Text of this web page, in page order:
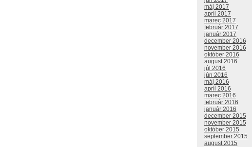
máj 2017
apríl 2017
marec 2017
február 2017
január 2017
december 2016
november 2016
október 2016
august 2016
júl 2016
jún 2016
máj 2016
apríl 2016
marec 2016
február 2016
január 2016
december 2015
november 2015
október 2015
september 2015
august 2015